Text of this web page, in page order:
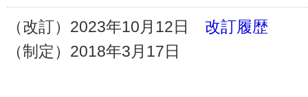
（改訂）2023年10月12日 改訂履歴
（制定）2018年3月17日